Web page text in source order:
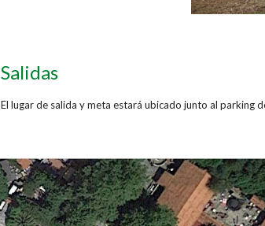
Salidas
El lugar de salida y meta estará ubicado junto al parking